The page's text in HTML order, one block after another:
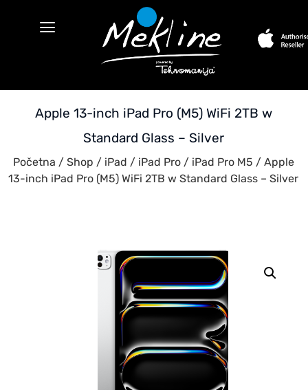
Apple 13-inch iPad Pro (M5) WiFi 2TB w
Standard Glass – Silver
Početna / Shop / iPad / iPad Pro/ iPad Pro M5 / Apple
13-inch iPad Pro (M5) WiFi 2TB w Standard Glass – Silver